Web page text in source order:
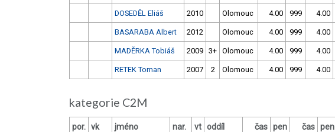
DOSEDĚL Eliáš 2010 Olomouc 4.00 999 4.00
BASARABA Albert 2012 Olomouc 4.00 999 4.00
MADĚRKA Tobiáš 2009 3+ Olomouc 4.00 999 4.00
RETEK Toman 2007 2 Olomouc 4.00 999 4.00
kategorie C2M
por. vk jméno nar. vt oddíl čas pen čas pen